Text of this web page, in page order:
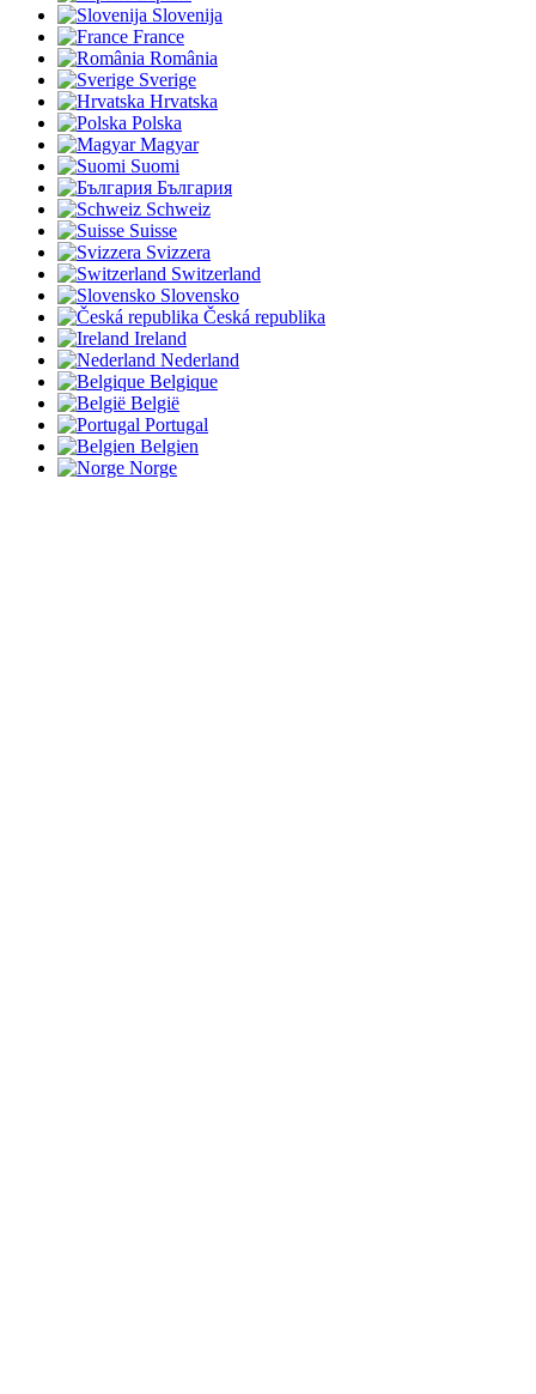
Slovenija
France
România
Sverige
Hrvatska
Polska
Magyar
Suomi
България
Schweiz
Suisse
Svizzera
Switzerland
Slovensko
Česká republika
Ireland
Nederland
Belgique
België
Portugal
Belgien
Norge